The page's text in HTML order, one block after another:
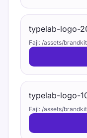
typelab-logo-
Fajl: /assets/
typelab-logo-
Fajl: /assets/